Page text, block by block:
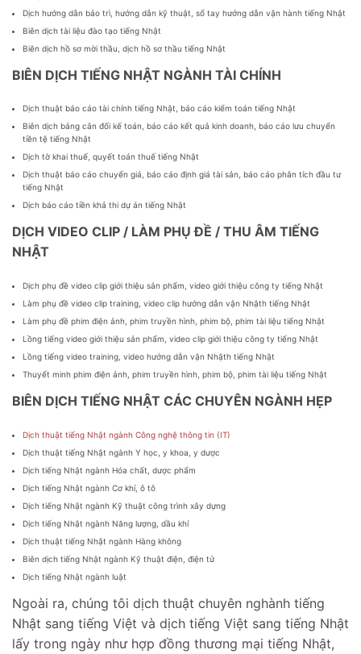
Dịch hướng dẫn bảo trì, hướng dẫn kỹ thuật, sổ tay hướng dẫn vận hành tiếng Nhật
Biên dịch tài liệu đào tạo tiếng Nhật
Biên dịch hồ sơ mời thầu, dịch hồ sơ thầu tiếng Nhật
BIÊN DỊCH TIẾNG NHẬT NGÀNH TÀI CHÍNH
Dịch thuật báo cáo tài chính tiếng Nhật, báo cáo kiểm toán tiếng Nhật
Biên dịch bảng cân đối kế toán, báo cáo kết quả kinh doanh, báo cáo lưu chuyển
tiền tệ tiếng Nhật
Dịch tờ khai thuế, quyết toán thuế tiếng Nhật
Dịch thuật báo cáo chuyển giá, báo cáo định giá tài sản, báo cáo phân tích đầu tư
tiếng Nhật
Dịch báo cáo tiền khả thi dự án tiếng Nhật
DỊCH VIDEO CLIP / LÀM PHỤ ĐỀ / THU ÂM TIẾNG
NHẬT
Dịch phụ đề video clip giới thiệu sản phẩm, video giới thiệu công ty tiếng Nhật
Làm phụ đề video clip training, video clip hướng dẫn vận Nhậth tiếng Nhật
Làm phụ đề phim điện ảnh, phim truyền hình, phim bộ, phim tài liệu tiếng Nhật
Lồng tiếng video giới thiệu sản phẩm, video clip giới thiệu công ty tiếng Nhật
Lồng tiếng video training, video hướng dẫn vận Nhậth tiếng Nhật
Thuyết minh phim điện ảnh, phim truyền hình, phim bộ, phim tài liệu tiếng Nhật
BIÊN DỊCH TIẾNG NHẬT CÁC CHUYÊN NGÀNH HẸP
Dịch thuật tiếng Nhật ngành Công nghệ thông tin (IT)
Dịch thuật tiếng Nhật ngành Y học, y khoa, y dược
Dịch tiếng Nhật ngành Hóa chất, dược phẩm
Dịch tiếng Nhật ngành Cơ khí, ô tô
Dịch tiếng Nhật ngành Kỹ thuật công trình xây dựng
Dịch tiếng Nhật ngành Năng lượng, dầu khí
Dịch thuật tiếng Nhật ngành Hàng không
Biên dịch tiếng Nhật ngành Kỹ thuật điện, điện tử
Dịch tiếng Nhật ngành luật
Ngoài ra, chúng tôi dịch thuật chuyên nghành tiếng
Nhật sang tiếng Việt và dịch tiếng Việt sang tiếng Nhật
lấy trong ngày như hợp đồng thương mại tiếng Nhật,